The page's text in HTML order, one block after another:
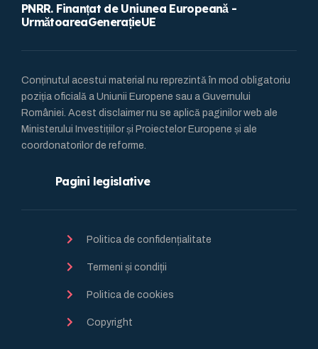
PNRR. Finanțat de Uniunea Europeană -
UrmătoareaGenerațieUE
Conținutul acestui material nu reprezintă în mod obligatoriu
poziția oficială a Uniunii Europene sau a Guvernului
României. Acest disclaimer nu se aplică paginilor web ale
Ministerului Investițiilor și Proiectelor Europene și ale
coordonatorilor de reforme.
Pagini legislative
Politica de confidențialitate
Termeni și condiții
Politica de cookies
Copyright